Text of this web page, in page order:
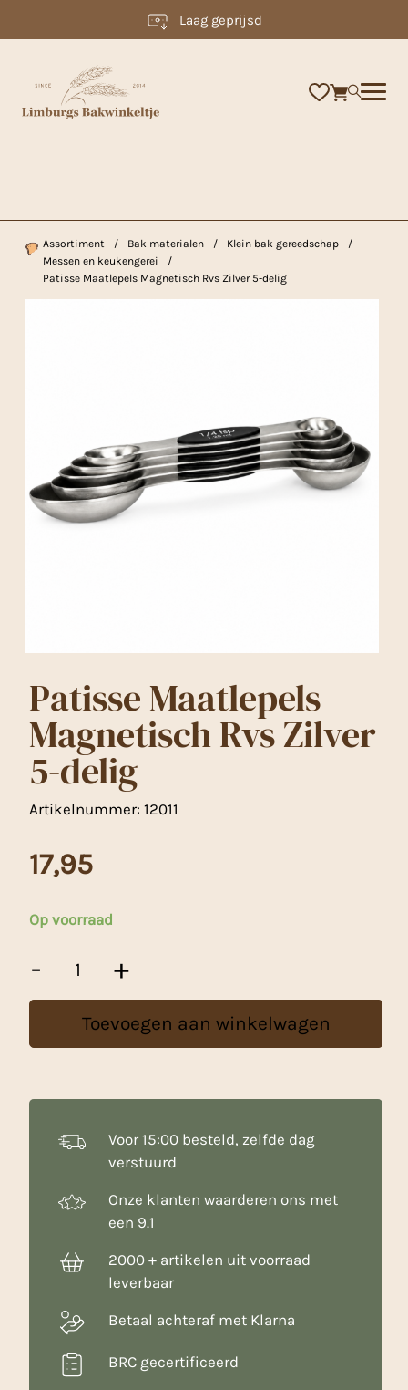
Laag geprijsd
Assortiment / Bak materialen / Klein bak gereedschap
/
Messen en keukengerei
/
Patisse Maatlepels Magnetisch Rvs Zilver 5-delig
Patisse Maatlepels
Magnetisch Rvs Zilver
5-delig
Artikelnummer: 12011
17,95
Op voorraad
-
Maatlepels
Rvs
5-
+
Toevoegen aan winkelwagen
Voor 15:00 besteld, zelfde dag
verstuurd
Onze klanten waarderen ons met
een 9.1
2000 + artikelen uit voorraad
leverbaar
Betaal achteraf met Klarna
BRC gecertificeerd